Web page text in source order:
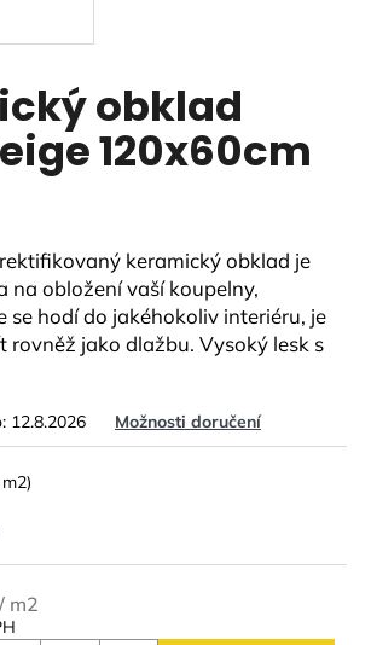
obklad
120x60cm
keramický obklad je
na obložení vaší koupelny,
se hodí do jakéhokoliv interiéru, je
rovněž jako dlažbu. Vysoký lesk s
12.8.2026 Možnosti doručení
/ m2